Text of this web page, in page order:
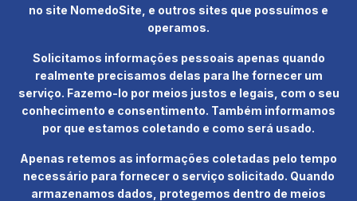
no site NomedoSite, e outros sites que possuímos e
operamos.
Solicitamos informações pessoais apenas quando
realmente precisamos delas para lhe fornecer um
serviço. Fazemo-lo por meios justos e legais, com o seu
conhecimento e consentimento. Também informamos
por que estamos coletando e como será usado.
Apenas retemos as informações coletadas pelo tempo
necessário para fornecer o serviço solicitado. Quando
armazenamos dados, protegemos dentro de meios